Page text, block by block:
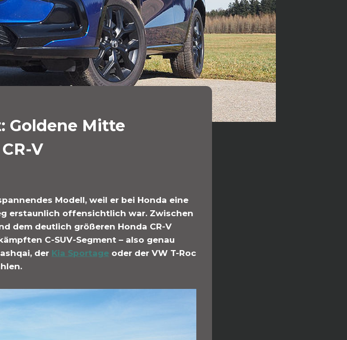
Goldene Mitte
V
Modell, weil er bei Honda eine
erstaunlich offensichtlich war. Zwischen
dem deutlich größeren Honda CR-V
C-SUV-Segment – also genau
der Kia Sportage oder der VW T-Roc